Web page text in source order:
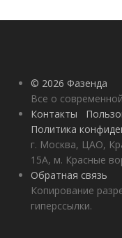
© 2026 Фазенда
Все о
Контакты
Политика
г. Москва, ЦАО,
15А, м. Красные
Обратная связь
Копирование
гиперссылки.